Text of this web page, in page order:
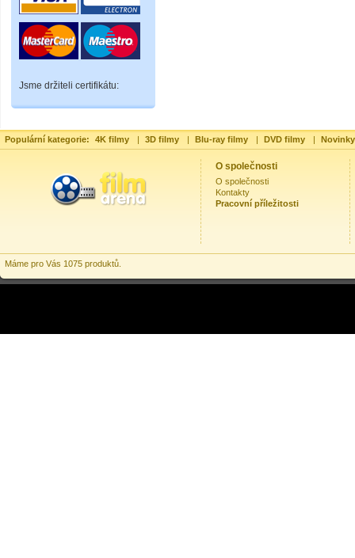
Jsme držiteli certifikátu:
Populární kategorie: 4K filmy | 3D filmy | Blu-ray filmy | DVD filmy |
O společnosti
O společnosti
Kontakty
Pracovní příležitosti
Máme pro Vás 1075 produktů.